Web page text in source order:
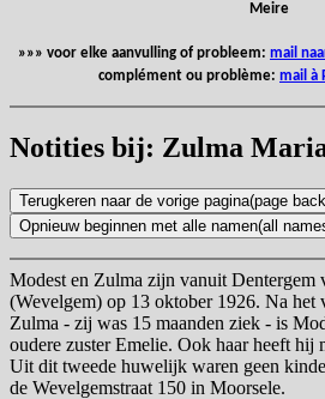
Meire
»»» voor elke aanvulling of probleem: mail
complément ou problème: mail à
Notities bij: Zulma
Modest en Zulma zijn vanuit Dentergem
(Wevelgem) op 13 oktober 1926. Na
Zulma - zij was 15 maanden ziek - is
oudere zuster Emelie. Ook haar heeft hij
Uit dit tweede huwelijk waren geen
de Wevelgemstraat 150 in Moorsele.